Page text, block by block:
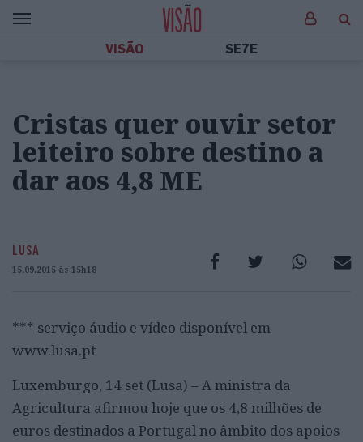
VISÃO SE7E
Cristas quer ouvir setor
leiteiro sobre destino a
dar aos 4,8 ME
LUSA
15.09.2015 às 15h18
*** serviço áudio e vídeo disponível em
www.lusa.pt
Luxemburgo, 14 set (Lusa) – A ministra da
Agricultura afirmou hoje que os 4,8 milhões de
euros destinados a Portugal no âmbito dos apoios